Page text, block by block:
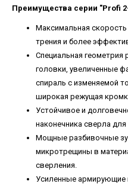
Преимущества серии "Profi
Максимальная
трения и более
Специальная геометрия
головки, увеличенные
спираль с изменяемой
широкая режущая
Устойчивое и
наконечника сверла
Мощные разбивочные
микротрещины в
сверления.
Усиленные армирующие